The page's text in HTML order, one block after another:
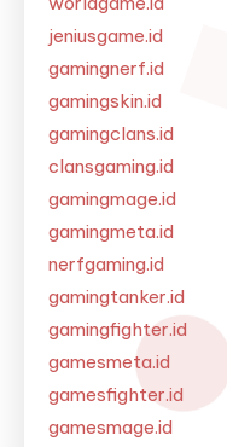
jeniusgame.id
gamingnerf.id
gamingskin.id
gamingclans.id
clansgaming.id
gamingmage.id
gamingmeta.id
nerfgaming.id
gamingtanker.id
gamingfighter.id
gamesmeta.id
gamesfighter.id
gamesmage.id